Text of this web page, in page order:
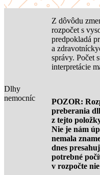
Dlhy
nemocníc
Z dôvôdu
rozpočet s
predpokladá
a
správy. Počet
interpretácie
POZOR:
preberania
z tejto
Nie je nám
nemala
dnes
potrebné
v rozpočte